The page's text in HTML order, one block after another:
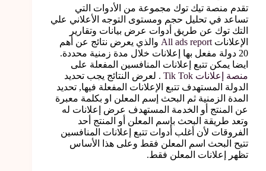
تقدم منصة تيك توك مجموعة من الأدوات التي
تساعد في تحليل حجم ومستوى التوجه الأعلاني علي
التك توك عن طريق أدوات عرض بيانات وتقارير
الإعلانات All ads report والذي يعرض نتائج عن أهم
20 دولة مفعل بها إعلانات خلال مدة زمنية محددة.
ايضا يمكن تتبع إعلانات المنافسين المفعلة على
منصة إعلانات Tik Tok
. لعرض النتائج يجب تحديد
الدولة المستهدف تتبع الإعلانات المفعلة فيها, تحديد
المدة الزمنية ثم البحث إسم المعلن او بكلمة معبرة
عن المنتج أو الخدمة المستهدف عرض إعلانات له
وتعد طريقة البحث بإسم المعلن أو المنتج أحد
الفروقات لأن أغلب أدوات تتبع إعلانات المنافسين
تتيح البحث اسم المعلن فقط وعلى هذا الأساس
تظهر إعلانات المعلن فقط.